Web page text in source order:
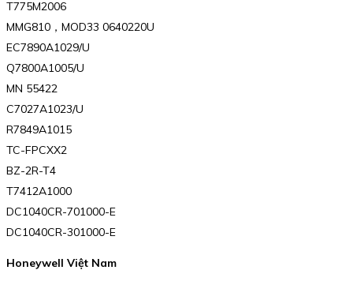
T775M2006
MMG810，MOD33 0640220U
EC7890A1029/U
Q7800A1005/U
MN 55422
C7027A1023/U
R7849A1015
TC-FPCXX2
BZ-2R-T4
T7412A1000
DC1040CR-701000-E
DC1040CR-301000-E
Honeywell Việt Nam